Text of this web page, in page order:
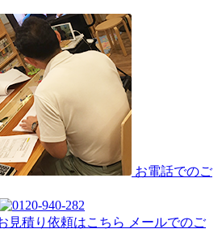
お電話でのご
メールでのご